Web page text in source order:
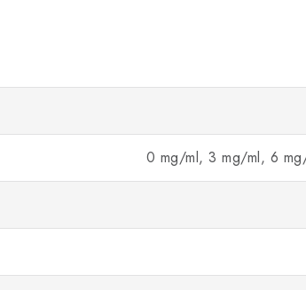
0 mg/ml, 3 mg/ml, 6